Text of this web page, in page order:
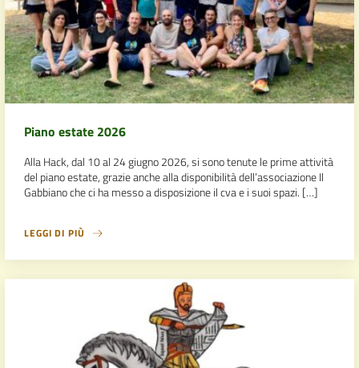
Piano estate 2026
Alla Hack, dal 10 al 24 giugno 2026, si sono tenute le prime attività
del piano estate, grazie anche alla disponibilità dell’associazione Il
Gabbiano che ci ha messo a disposizione il cva e i suoi spazi. […]
LEGGI DI PIÙ